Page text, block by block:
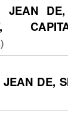
JEAN
DE,